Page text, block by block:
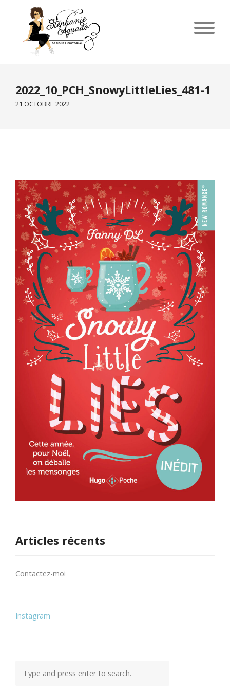
2022_10_PCH_SnowyLittleLies_481-1
21 OCTOBRE 2022
Articles récents
Contactez-moi
Instagram